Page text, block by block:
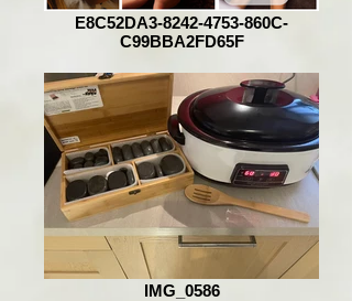
E8C52DA3-8242-4753-860C-
C99BBA2FD65F
IMG_0586